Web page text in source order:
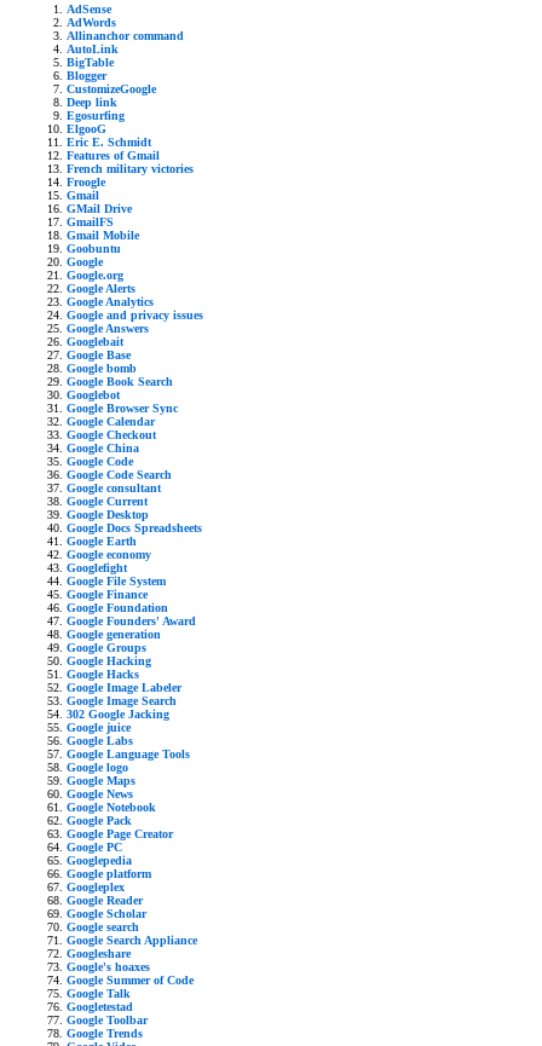
AdSense
AdWords
Allinanchor command
AutoLink
BigTable
Blogger
CustomizeGoogle
Deep link
Egosurfing
ElgooG
Eric E. Schmidt
Features of Gmail
French military victories
Froogle
Gmail
GMail Drive
GmailFS
Gmail Mobile
Goobuntu
Google
Google.org
Google Alerts
Google Analytics
Google and privacy issues
Google Answers
Googlebait
Google Base
Google bomb
Google Book Search
Googlebot
Google Browser Sync
Google Calendar
Google Checkout
Google China
Google Code
Google Code Search
Google consultant
Google Current
Google Desktop
Google Docs Spreadsheets
Google Earth
Google economy
Googlefight
Google File System
Google Finance
Google Foundation
Google Founders' Award
Google generation
Google Groups
Google Hacking
Google Hacks
Google Image Labeler
Google Image Search
302 Google Jacking
Google juice
Google Labs
Google Language Tools
Google logo
Google Maps
Google News
Google Notebook
Google Pack
Google Page Creator
Google PC
Googlepedia
Google platform
Googleplex
Google Reader
Google Scholar
Google search
Google Search Appliance
Googleshare
Google's hoaxes
Google Summer of Code
Google Talk
Googletestad
Google Toolbar
Google Trends